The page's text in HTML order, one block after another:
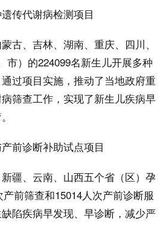
遗传代谢病检测项目
古、吉林、湖南、重庆、四川、
市）的224099名新生儿开展多种
过项目实施，推动了当地政府重
筛查工作，实现了新生儿疾病早
产前诊断补助试点项目
疆、云南、山西五个省（区）孕
前筛查和15014人次产前诊断服
陷疾病早发现、早诊断，减少严